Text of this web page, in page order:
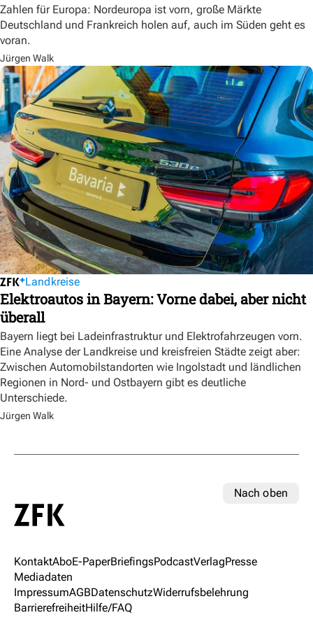
Zahlen für Europa: Nordeuropa ist vorn, große Märkte
Deutschland und Frankreich holen auf, auch im Süden geht es
voran.
Jürgen Walk
Landkreise
Elektroautos in Bayern: Vorne dabei, aber nicht
überall
Bayern liegt bei Ladeinfrastruktur und Elektrofahrzeugen vorn.
Eine Analyse der Landkreise und kreisfreien Städte zeigt aber:
Zwischen Automobilstandorten wie Ingolstadt und ländlichen
Regionen in Nord- und Ostbayern gibt es deutliche
Unterschiede.
Jürgen Walk
Nach oben
KontaktAboE-PaperBriefingsPodcastVerlagPresse
Mediadaten
ImpressumAGBDatenschutzWiderrufsbelehrung
BarrierefreiheitHilfe/FAQ